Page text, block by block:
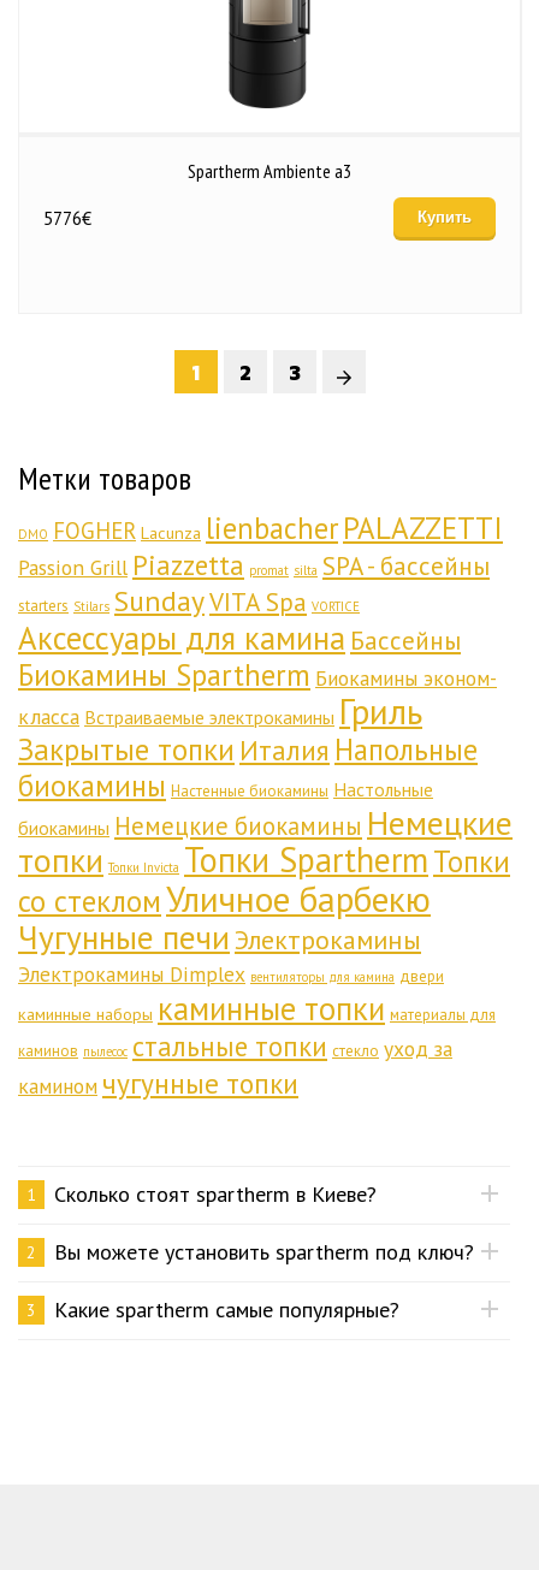
Spartherm Ambiente a3
5776€ Купить
1 2 3
Метки товаров
DMO FOGHER Lacunza lienbacherPALAZZETTI
Passion Grill Piazzetta promat silta SPA - бассейны
starters Stilars SundayVITA Spa VORTICE
Аксессуары для камина Бассейны
Биокамины Spartherm Биокамины эконом-
класса Встраиваемые электрокамины Гриль
Закрытые топки Италия Напольные
биокамины Настенные биокамины Настольные
биокамины Немецкие биокамины Немецкие
топки Топки Invicta Топки SparthermТопки
со стекломУличное барбекю
Чугунные печи Электрокамины
Электрокамины Dimplex вентиляторы для камина двери
каминные наборы каминные топки материалы для
каминов пылесос стальные топки стекло уход за
камином чугунные топки
1 Сколько стоят spartherm в Киеве?
2 Вы можете установить spartherm под ключ?
3 Какие spartherm самые популярные?